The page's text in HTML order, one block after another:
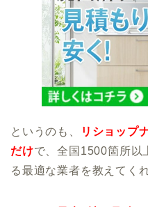
というのも、
リショップ
だけで、全国1500箇所以
る最適な業者を教えてく